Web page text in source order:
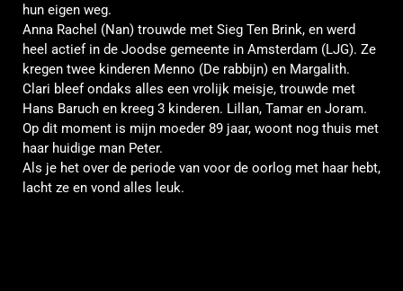
hun eigen weg.
Anna Rachel (Nan) trouwde met Sieg Ten Brink, en werd
heel actief in de Joodse gemeente in Amsterdam (LJG). Ze
kregen twee kinderen Menno (De rabbijn) en Margalith.
Clari bleefondaks alles een vrolijk meisje, trouwde met
Hans Baruch en kreeg 3 kinderen. Lillan, Tamar en Joram.
Op dit moment is mijn moeder 89 jaar, woont nog thuis met
haar huidige man Peter.
Als je het over de periode van voor de oorlog met haar hebt,
lacht ze en vond alles leuk.